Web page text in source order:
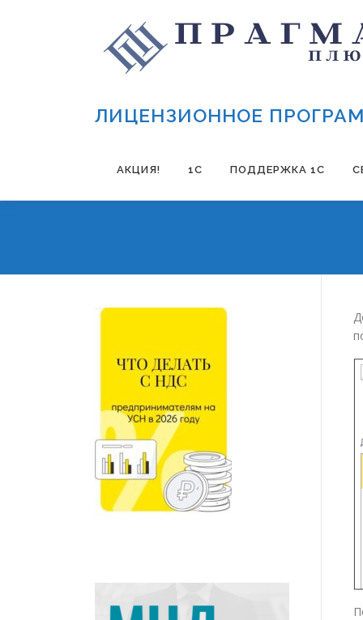
ЛИЦЕНЗИОННОЕ
АКЦИЯ! 1С ПОДДЕРЖКА 1С